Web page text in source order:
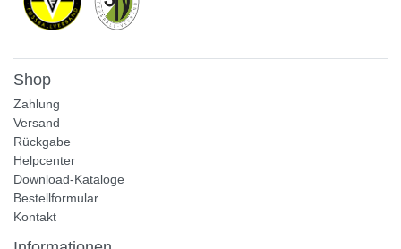
Shop
Zahlung
Versand
Rückgabe
Helpcenter
Download-Kataloge
Bestellformular
Kontakt